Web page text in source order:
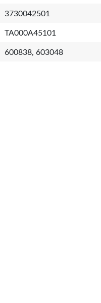
3730042501
TA000A45101
600838, 603048